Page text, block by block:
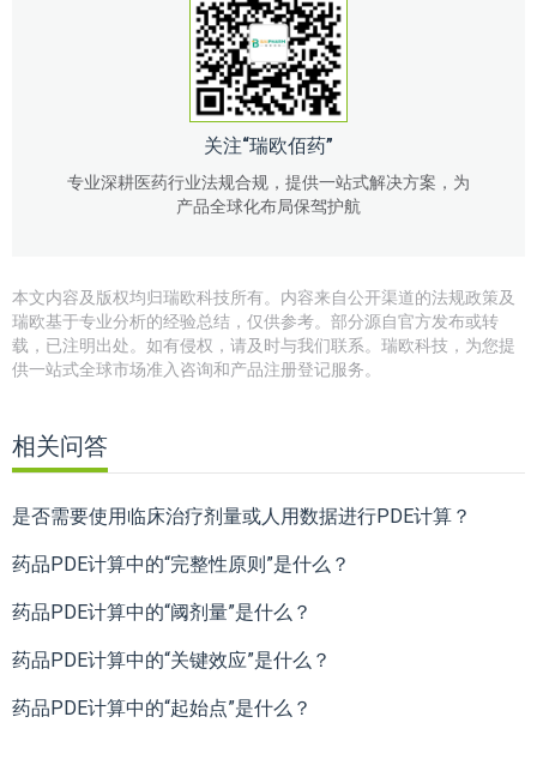
关注“瑞欧佰药”
专业深耕医药行业法规合规，提供一站式解决方案，为
产品全球化布局保驾护航
本文内容及版权均归瑞欧科技所有。内容来自公开渠道的法规政策及
瑞欧基于专业分析的经验总结，仅供参考。部分源自官方发布或转
载，已注明出处。如有侵权，请及时与我们联系。瑞欧科技，为您提
供一站式全球市场准入咨询和产品注册登记服务。
相关问答
是否需要使用临床治疗剂量或人用数据进行PDE计算？
药品PDE计算中的“完整性原则”是什么？
药品PDE计算中的“阈剂量”是什么？
药品PDE计算中的“关键效应”是什么？
药品PDE计算中的“起始点”是什么？